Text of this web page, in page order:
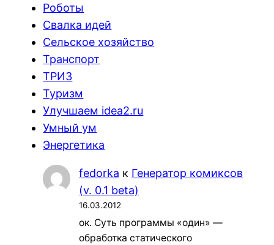
Роботы
Свалка идей
Сельское хозяйство
Транспорт
ТРИЗ
Туризм
Улучшаем idea2.ru
Умный ум
Энергетика
fedorka к Генератор комиксов
(v. 0.1 beta)
16.03.2012
ок. Суть программы «один» —
обработка статического